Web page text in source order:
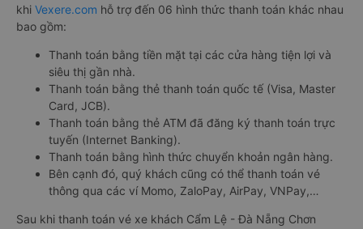
khi Vexere.com hỗ trợ đến 06 hình thức thanh toán khác nhau
bao gồm:
Thanh toán bằng tiền mặt tại các cửa hàng tiện lợi và
siêu thị gần nhà.
Thanh toán bằng thẻ thanh toán quốc tế (Visa, Master
Card, JCB).
Thanh toán bằng thẻ ATM đã đăng ký thanh toán trực
tuyến (Internet Banking).
Thanh toán bằng hình thức chuyển khoản ngân hàng.
Bên cạnh đó, quý khách cũng có thể thanh toán vé
thông qua các ví Momo, ZaloPay, AirPay, VNPay,…
Sau khi thanh toán vé xe khách Cẩm Lệ - Đà Nẵng Chơn